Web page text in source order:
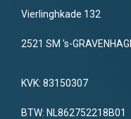
Vierlinghkade 132
2521 SM 's-
KVK: 83150307
BTW: NL862752218B01